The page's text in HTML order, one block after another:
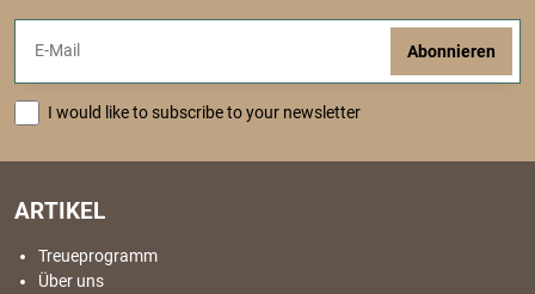
Abonnieren
I would like to subscribe to your newsletter
ARTIKEL
Treueprogramm
Über uns